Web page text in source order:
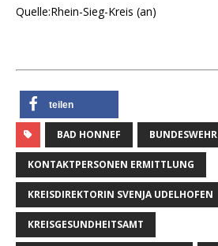
Quelle:Rhein-Sieg-Kreis (an)
teilen
BAD HONNEF BUNDESWEHR
KONTAKTPERSONEN ERMITTLUNG
KREISDIREKTORIN SVENJA UDELHOFEN
KREISGESUNDHEITSAMT